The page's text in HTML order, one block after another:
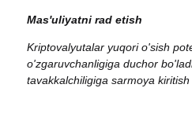
Mas'uliyatni rad etish
Kriptovalyutalar yuqori o'sish
o'zgaruvchanligiga duchor
tavakkalchiligiga sarmoya kiritish